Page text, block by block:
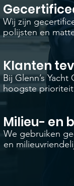
Wij zijn
polijsten en
Klanten
Bij Glenn’s
hoogste
Milieu- en
We gebruiken
en